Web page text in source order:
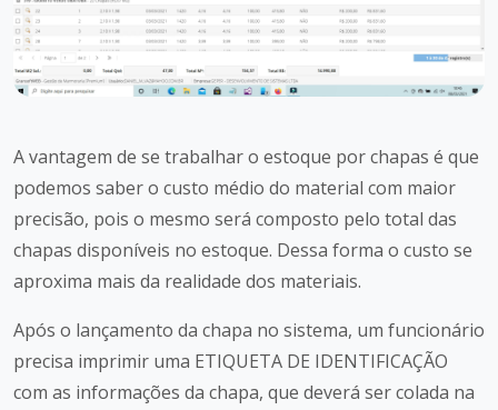
A vantagem de se trabalhar o estoque por chapas é que
podemos saber o custo médio do material com maior
precisão, pois o mesmo será composto pelo total das
chapas disponíveis no estoque. Dessa forma o custo se
aproxima mais da realidade dos materiais.
Após o lançamento da chapa no sistema, um funcionário
precisa imprimir uma ETIQUETA DE IDENTIFICAÇÃO
com as informações da chapa, que deverá ser colada na